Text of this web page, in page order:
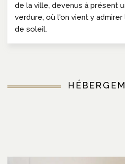
de la ville, devenus à présent
verdure, où l'on vient y
de soleil.